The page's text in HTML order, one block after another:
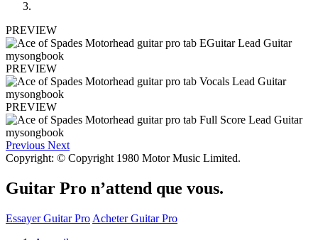
PREVIEW
PREVIEW
PREVIEW
Previous Next
Copyright: © Copyright 1980 Motor Music Limited.
Guitar Pro n’attend que vous.
Essayer Guitar Pro Acheter Guitar Pro